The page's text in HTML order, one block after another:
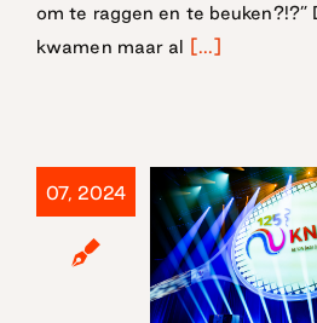
om te raggen en te beuken?!?”
kwamen maar al [...]
07, 2024